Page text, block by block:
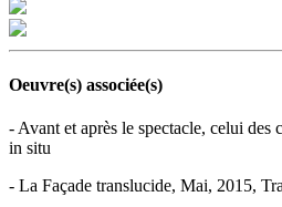
Oeuvre(s) associée(s)
- Avant et après le spectacle, celui
in situ
- La Façade translucide, Mai, 2015,